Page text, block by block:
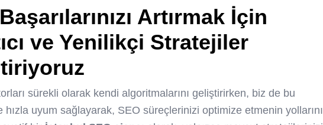
Artırmak İçin
ve Yenilikçi Stratejiler
sürekli olarak kendi algoritmalarını geliştirirken, biz de bu
hızla uyum sağlayarak, SEO süreçlerinizi optimize etmenin yollarını